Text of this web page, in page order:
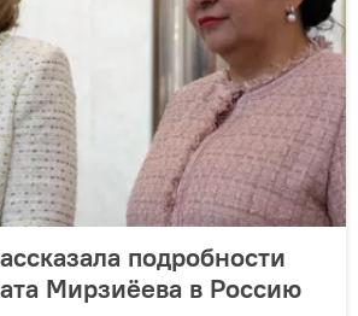
подробности
Мирзиёева в Россию